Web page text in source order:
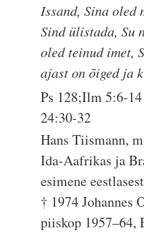
Issand, Sina oled
Sind ülistada, Su
oled teinud imet,
ajast on õiged ja
Ps 128;Ilm 5:6-
24:30-32
Hans Tiismann,
Ida-Aafrikas ja
esimene
† 1974 Johannes
piiskop 1957–64,